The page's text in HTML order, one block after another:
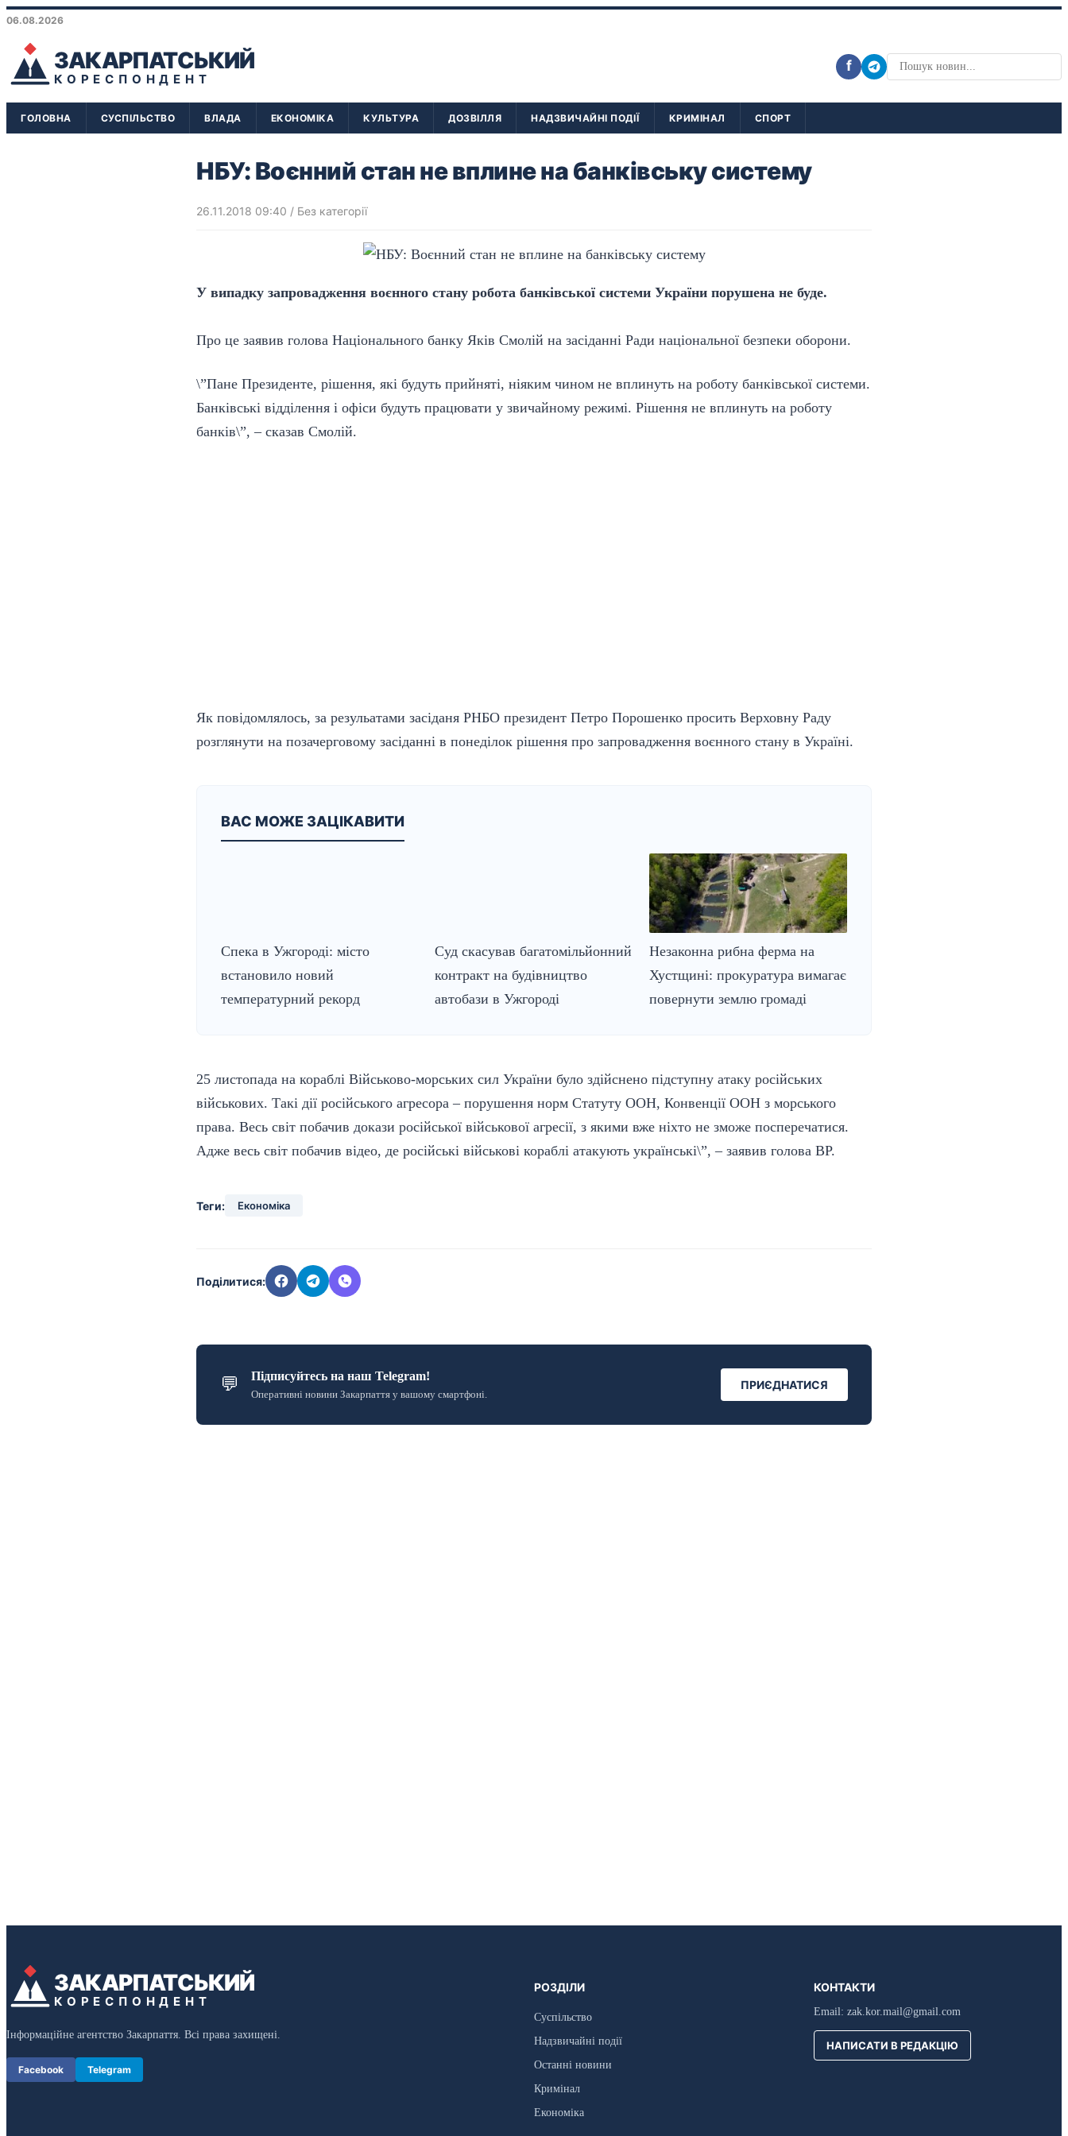
06.08.2026
ЗАКАРПАТСЬКИЙ
КОРЕСПОНДЕНТ
f
ГОЛОВНА СУСПІЛЬСТВО ВЛАДА ЕКОНОМІКА КУЛЬТУРА ДОЗВІЛЛЯ НАДЗВИЧАЙНІ ПОДІЇ КРИМІНАЛ СПОРТ
НБУ: Воєнний стан не вплине на банківську систему
26.11.2018 09:40 / Без категорії
У випадку запровадження воєнного стану робота банківської системи України порушена не буде.
Про це заявив голова Національного банку Яків Смолій на засіданні Ради національної безпеки оборони.
\”Пане Президенте, рішення, які будуть прийняті, ніяким чином не вплинуть на роботу банківської системи.
Банківські відділення і офіси будуть працювати у звичайному режимі. Рішення не вплинуть на роботу
банків\”, – сказав Смолій.
Як повідомлялось, за резульатами засіданя РНБО президент Петро Порошенко просить Верховну Раду
розглянути на позачерговому засіданні в понеділок рішення про запровадження воєнного стану в Україні.
ВАС МОЖЕ ЗАЦІКАВИТИ
Спека в Ужгороді: місто
встановило новий
температурний рекорд
Суд скасував багатомільйонний
контракт на будівництво
автобази в Ужгороді
Незаконна рибна ферма на
Хустщині: прокуратура вимагає
повернути землю громаді
25 листопада на кораблі Військово-морських сил України було здійснено підступну атаку російських
військових. Такі дії російського агресора – порушення норм Статуту ООН, Конвенції ООН з морського
права. Весь світ побачив докази російської військової агресії, з якими вже ніхто не зможе посперечатися.
Адже весь світ побачив відео, де російські військові кораблі атакують українські\”, – заявив голова ВР.
Теги: Економіка
Поділитися:
💬 Підписуйтесь на наш Telegram!
Оперативні новини Закарпаття у вашому смартфоні.
ПРИЄДНАТИСЯ
ЗАКАРПАТСЬКИЙ
КОРЕСПОНДЕНТ
Інформаційне агентство Закарпаття. Всі права захищені.
Facebook Telegram
РОЗДІЛИ
Суспільство
Надзвичайні події
Останні новини
Кримінал
Економіка
КОНТАКТИ
Email: zak.kor.mail@gmail.com
НАПИСАТИ В РЕДАКЦІЮ